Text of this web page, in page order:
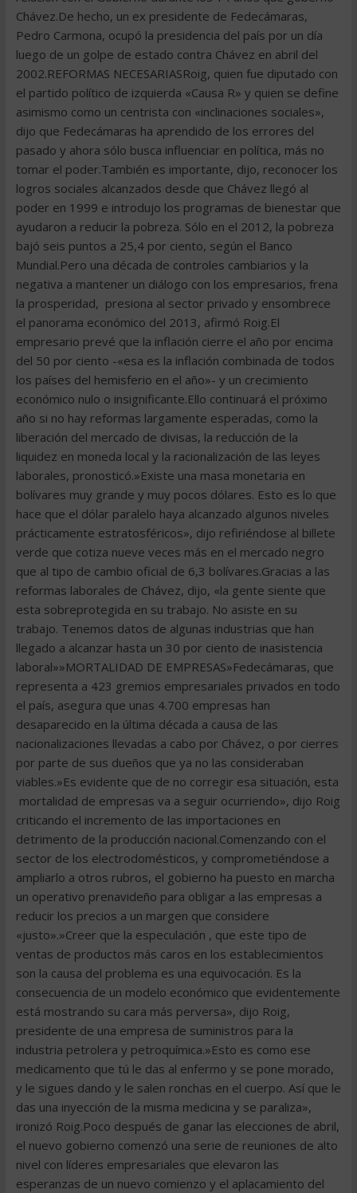
Chávez.De hecho, un ex presidente de Fedecámaras,
Pedro Carmona, ocupó la presidencia del país por un día
luego de un golpe de estado contra Chávez en abril del
2002.REFORMAS NECESARIASRoig, quien fue diputado con
el partido político de izquierda «Causa R» y quien se define
asimismo como un centrista con «inclinaciones sociales»,
dijo que Fedecámaras ha aprendido de los errores del
pasado y ahora sólo busca influenciar en política, más no
tomar el poder.También es importante, dijo, reconocer los
logros sociales alcanzados desde que Chávez llegó al
poder en 1999 e introdujo los programas de bienestar que
ayudaron a reducir la pobreza. Sólo en el 2012, la pobreza
bajó seis puntos a 25,4 por ciento, según el Banco
Mundial.Pero una década de controles cambiarios y la
negativa a mantener un diálogo con los empresarios, frena
la prosperidad, presiona al sector privado y ensombrece
el panorama económico del 2013, afirmó Roig.El
empresario prevé que la inflación cierre el año por encima
del 50 por ciento -«esa es la inflación combinada de todos
los países del hemisferio en el año»- y un crecimiento
económico nulo o insignificante.Ello continuará el próximo
año si no hay reformas largamente esperadas, como la
liberación del mercado de divisas, la reducción de la
liquidez en moneda local y la racionalización de las leyes
laborales, pronosticó.»Existe una masa monetaria en
bolívares muy grande y muy pocos dólares. Esto es lo que
hace que el dólar paralelo haya alcanzado algunos niveles
prácticamente estratosféricos», dijo refiriéndose al billete
verde que cotiza nueve veces más en el mercado negro
que al tipo de cambio oficial de 6,3 bolívares.Gracias a las
reformas laborales de Chávez, dijo, «la gente siente que
esta sobreprotegida en su trabajo. No asiste en su
trabajo. Tenemos datos de algunas industrias que han
llegado a alcanzar hasta un 30 por ciento de inasistencia
laboral»»MORTALIDAD DE EMPRESAS»Fedecámaras, que
representa a 423 gremios empresariales privados en todo
el país, asegura que unas 4.700 empresas han
desaparecido en la última década a causa de las
nacionalizaciones llevadas a cabo por Chávez, o por cierres
por parte de sus dueños que ya no las consideraban
viables.»Es evidente que de no corregir esa situación, esta
mortalidad de empresas va a seguir ocurriendo», dijo Roig
criticando el incremento de las importaciones en
detrimento de la producción nacional.Comenzando con el
sector de los electrodomésticos, y comprometiéndose a
ampliarlo a otros rubros, el gobierno ha puesto en marcha
un operativo prenavideño para obligar a las empresas a
reducir los precios a un margen que considere
«justo».»Creer que la especulación , que este tipo de
ventas de productos más caros en los establecimientos
son la causa del problema es una equivocación. Es la
consecuencia de un modelo económico que evidentemente
está mostrando su cara más perversa», dijo Roig,
presidente de una empresa de suministros para la
industria petrolera y petroquímica.»Esto es como ese
medicamento que tú le das al enfermo y se pone morado,
y le sigues dando y le salen ronchas en el cuerpo. Así que le
das una inyección de la misma medicina y se paraliza»,
ironizó Roig.Poco después de ganar las elecciones de abril,
el nuevo gobierno comenzó una serie de reuniones de alto
nivel con líderes empresariales que elevaron las
esperanzas de un nuevo comienzo y el aplacamiento del